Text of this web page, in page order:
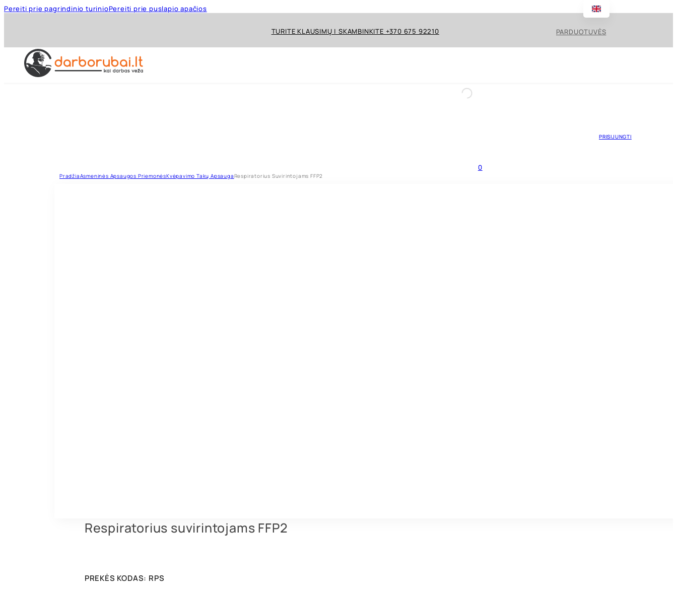
Pereiti prie pagrindinio turinioPereiti prie puslapio apačios
TURITE KLAUSIMŲ | SKAMBINKITE +370 675 92210 PARDUOTUVĖS
PRISIJUNGTI
0
PradžiaAsmeninės Apsaugos PriemonėsKvėpavimo Takų ApsaugaRespiratorius Suvirintojams FFP2
Respiratorius suvirintojams FFP2
PREKĖS KODAS: RPS